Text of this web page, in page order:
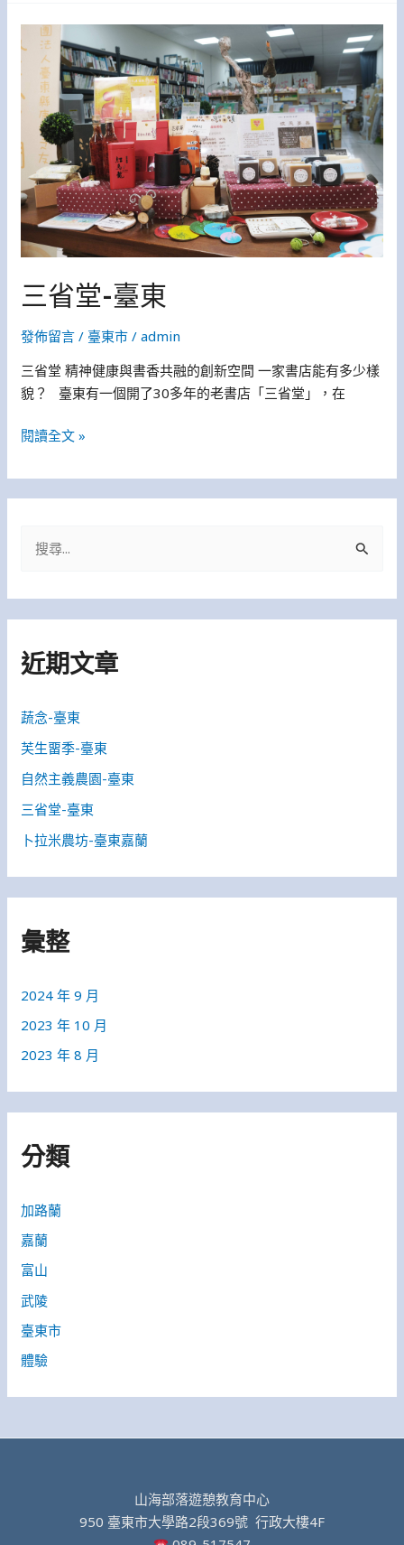
三省堂-臺東
發佈留言 / 臺東市 /admin
三省堂 精神健康與書香共融的創新空間 一家書店能有多少樣
貌？ 臺東有一個開了30多年的老書店「三省堂」，在
省
堂-
臺
閱讀全文 »
字
近期文章
蔬念-臺東
芙生畱季-臺東
自然主義農園-臺東
三省堂-臺東
卜拉米農坊-臺東嘉蘭
彙整
2024 年 9 月
2023 年 10 月
2023 年 8 月
分類
加路蘭
嘉蘭
富山
武陵
臺東市
體驗
山海部落遊憩教育中心
950 臺東市大學路2段369號 行政大樓4F